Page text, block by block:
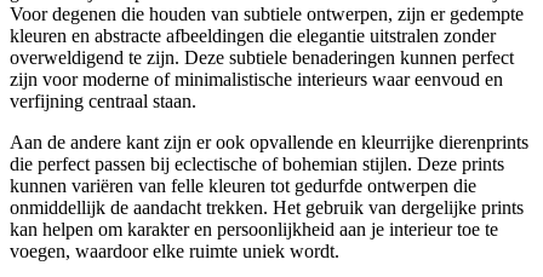
Voor degenen die houden van subtiele ontwerpen, zijn er gedempte
kleuren en abstracte afbeeldingen die elegantie uitstralen zonder
overweldigend te zijn. Deze subtiele benaderingen kunnen perfect
zijn voor moderne of minimalistische interieurs waar eenvoud en
verfijning centraal staan.
Aan de andere kant zijn er ook opvallende en kleurrijke dierenprints
die perfect passen bij eclectische of bohemian stijlen. Deze prints
kunnen variëren van felle kleuren tot gedurfde ontwerpen die
onmiddellijk de aandacht trekken. Het gebruik van dergelijke prints
kan helpen om karakter en persoonlijkheid aan je interieur toe te
voegen, waardoor elke ruimte uniek wordt.